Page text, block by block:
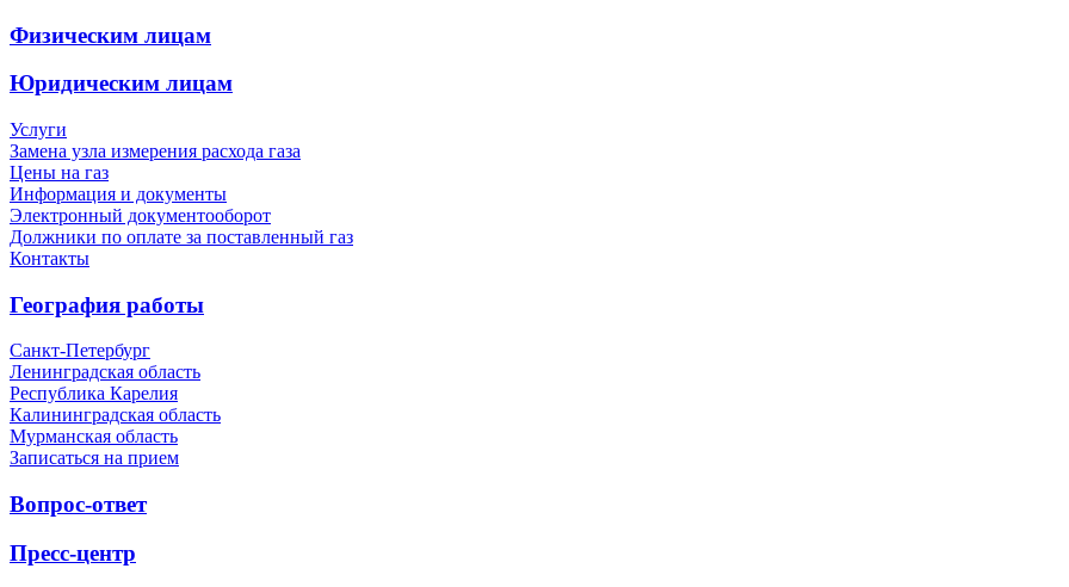
Физическим лицам
Юридическим лицам
Услуги
Замена узла измерения расхода газа
Цены на газ
Информация и документы
Электронный документооборот
Должники по оплате за поставленный газ
Контакты
География работы
Санкт-Петербург
Ленинградская область
Республика Карелия
Калининградская область
Мурманская область
Записаться на прием
Вопрос-ответ
Пресс-центр